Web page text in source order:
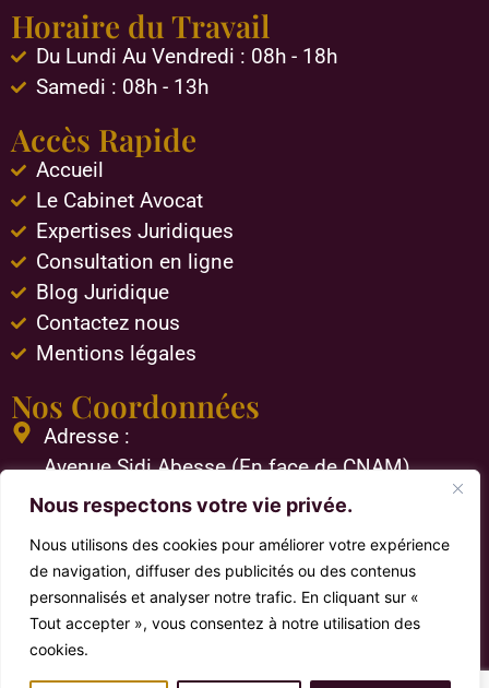
Nous respectons votre vie privée.
Nous utilisons des cookies pour améliorer votre expérience
de navigation, diffuser des publicités ou des contenus
personnalisés et analyser notre trafic. En cliquant sur «
Tout accepter », vous consentez à notre utilisation des
cookies.
Horaire du Travail
Du Lundi Au Vendredi : 08h - 18h
Samedi : 08h - 13h
Accès Rapide
Accueil
Le Cabinet Avocat
Expertises Juridiques
Consultation en ligne
Blog Juridique
Contactez nous
Mentions légales
Nos Coordonnées
Adresse :
Avenue Sidi Abesse (En face de CNAM)
4180 Houmet Souk Djerba Tunisie
+216 75 620 190
En cas d'urgence :
+216 55 888 767
Email :
contact@cabinet-avocat-djerba.com